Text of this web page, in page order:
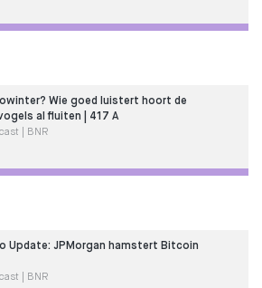
Wie goed luistert hoort de
al fluiten | 417 A
| BNR
Update: JPMorgan hamstert Bitcoin
| BNR